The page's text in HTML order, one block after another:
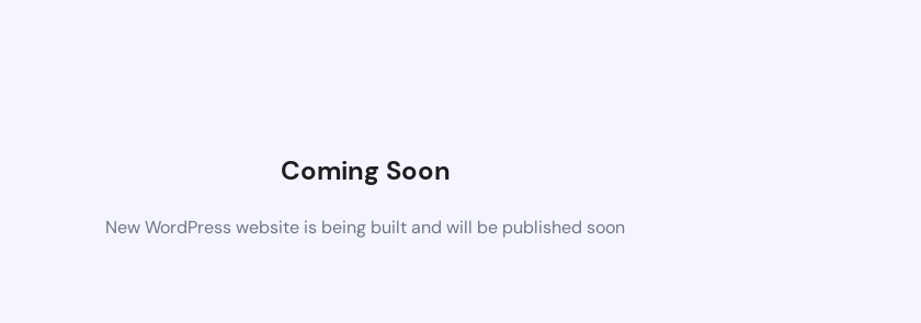
Coming Soon
New WordPress website is being built and will be published soon